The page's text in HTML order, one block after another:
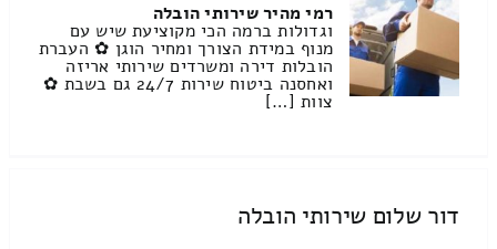
רמי מהיר שירותי הובלה
וגדולות ברמה הכי מקוציעת שיש עם
מנוף במידת הצורך ומחיר הוגן ✿ העברת
הובלות דירה ומשרדים שירותי אריזה
ואחסנה ביטוח שירות 24/7 גם בשבת ✿
צוות […]
דור שלום שירותי הובלה